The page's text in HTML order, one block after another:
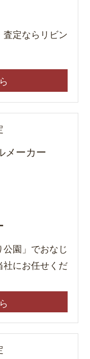
定ならリビン
公園」でおなじ
にお任せくだ